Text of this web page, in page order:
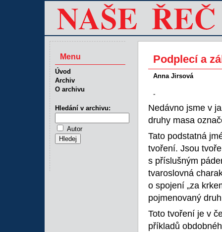
Podplecí a
Anna Jirsová
-
Nedávno jsme v
druhy masa
Tato podstatná
tvoření. Jsou
s příslušným
tvaroslovná
o spojení „za
pojmenovaný
Toto tvoření je v
příkladů
Menu
Úvod
Archiv
O archivu
Hledání v archivu:
Autor